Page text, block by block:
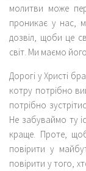
молитви може
проникає у нас,
дозвіл, щоби це
світ. Ми маємо
Дорогі у Христі
котру потрібно
потрібно
Не забуваймо ту
краще. Проте,
повірити у
повірити у того,